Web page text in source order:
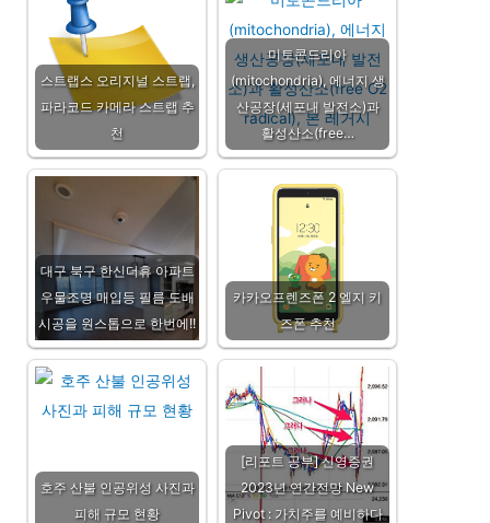
스트랩스 오리지널 스트랩,
파라코드 카메라 스트랩 추
천
미토콘드리아
(mitochondria), 에너지 생
산공장(세포내 발전소)과
활성산소(free…
대구 북구 한신더휴 아파트
우물조명 매입등 필름 도배
시공을 원스톱으로 한번에!!
카카오프렌즈폰 2 엘지 키
즈폰 추천
호주 산불 인공위성 사진과
피해 규모 현황
[리포트 공부] 신영증권
2023년 연간전망 New
Pivot : 가치주를 예비하다